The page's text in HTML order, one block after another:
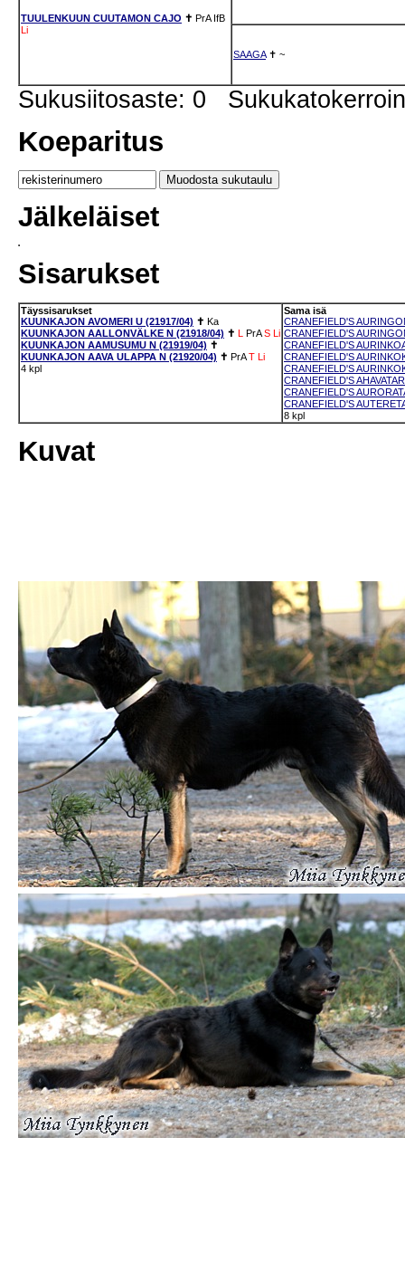
TUULENKUUN CUUTAMON CAJO ✝ PrA IfB
Li
SAAGA✝ ~
Sukusiitosaste: 0
Koeparitus
Jälkeläiset
Sisarukset
Täyssisarukset
KUUNKAJON AVOMERI U (21917/04) ✝ Ka
KUUNKAJON AALLONVÄLKE N (21918/04) ✝ L PrA S Li
KUUNKAJON AAMUSUMU N (21919/04) ✝
KUUNKAJON AAVA ULAPPA N (21920/04) ✝ PrA T Li
4 kpl
Sama isä
CRANEFIELD'S
CRANEFIELD'S
CRANEFIELD'S
CRANEFIELD'S
CRANEFIELD'S
CRANEFIELD'S
CRANEFIELD'S
CRANEFIELD'S
8 kpl
Kuvat